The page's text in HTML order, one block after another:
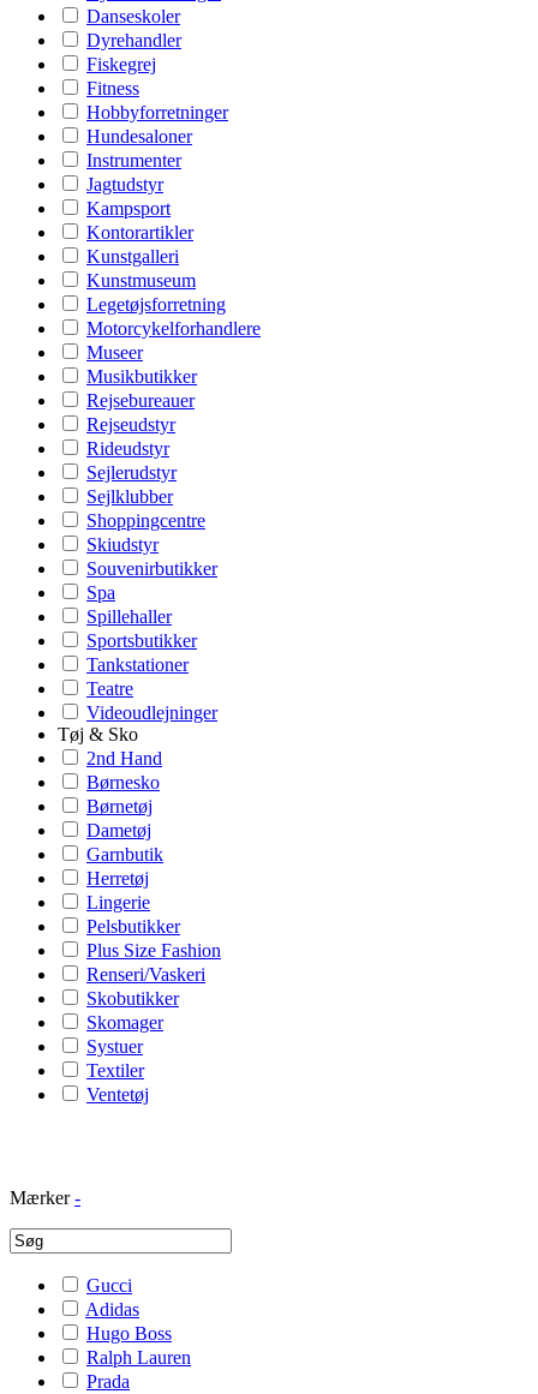
Danseskoler
Dyrehandler
Fiskegrej
Fitness
Hobbyforretninger
Hundesaloner
Instrumenter
Jagtudstyr
Kampsport
Kontorartikler
Kunstgalleri
Kunstmuseum
Legetøjsforretning
Motorcykelforhandlere
Museer
Musikbutikker
Rejsebureauer
Rejseudstyr
Rideudstyr
Sejlerudstyr
Sejlklubber
Shoppingcentre
Skiudstyr
Souvenirbutikker
Spa
Spillehaller
Sportsbutikker
Tankstationer
Teatre
Videoudlejninger
Tøj & Sko
2nd Hand
Børnesko
Børnetøj
Dametøj
Garnbutik
Herretøj
Lingerie
Pelsbutikker
Plus Size Fashion
Renseri/Vaskeri
Skobutikker
Skomager
Systuer
Textiler
Ventetøj
Mærker -
Gucci
Adidas
Hugo Boss
Ralph Lauren
Prada